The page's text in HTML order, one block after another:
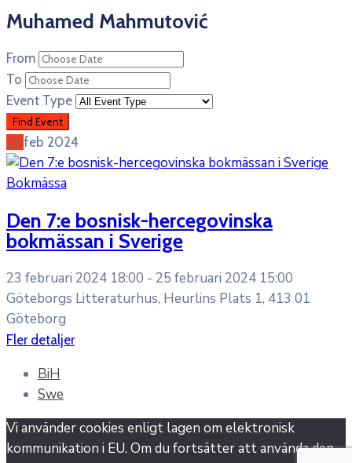
Muhamed Mahmutović
From
To
Event Type
23 feb 2024
Bokmässa
Den 7:e bosnisk-hercegovinska
bokmässan i Sverige
23 februari 2024 18:00 - 25 februari 2024 15:00
Göteborgs Litteraturhus, Heurlins Plats 1, 413 01
Göteborg
Fler detaljer
BiH
Swe
Vi använder cookies enligt lagen om elektronisk
kommunikation i EU. Om du fortsätter att använda den